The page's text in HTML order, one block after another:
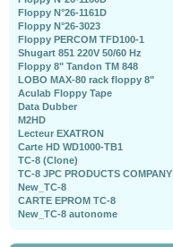
Floppy N°26-1161D
Floppy N°26-3023
Floppy PERCOM TFD100-1
Shugart 851 220V 50/60 Hz
Floppy 8" Tandon TM 848
LOBO MAX-80 rack floppy 8"
Aculab Floppy Tape
Data Dubber
M2HD
Lecteur EXATRON
Carte HD WD1000-TB1
TC-8 (Clone)
TC-8 JPC PRODUCTS COMPANY
New_TC-8
CARTE EPROM TC-8
New_TC-8 autonome